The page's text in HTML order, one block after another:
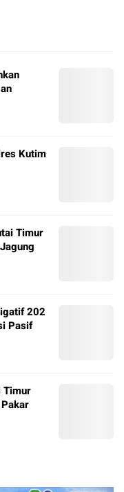
Kutim
Timur
202
Pasif
Timur